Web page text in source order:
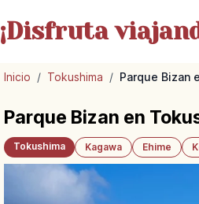
¡Disfruta
Inicio / Tokushima / Parque Bizan
Parque Bizan en
Tokushima Kagawa Ehime